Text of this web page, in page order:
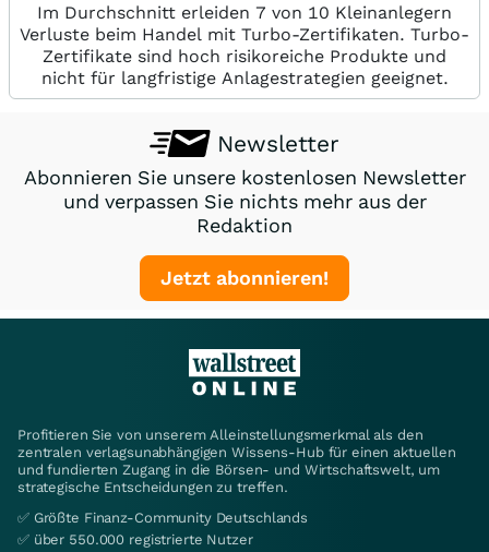
Im Durchschnitt erleiden 7 von 10 Kleinanlegern
Verluste beim Handel mit Turbo-Zertifikaten. Turbo-
Zertifikate sind hoch risikoreiche Produkte und
nicht für langfristige Anlagestrategien geeignet.
Newsletter
Abonnieren Sie unsere kostenlosen Newsletter
und verpassen Sie nichts mehr aus der
Redaktion
Jetzt abonnieren!
Profitieren Sie von unserem Alleinstellungsmerkmal als den
zentralen verlagsunabhängigen Wissens-Hub für einen aktuellen
und fundierten Zugang in die Börsen- und Wirtschaftswelt, um
strategische Entscheidungen zu treffen.
✅ Größte Finanz-Community Deutschlands
✅ über 550.000 registrierte Nutzer